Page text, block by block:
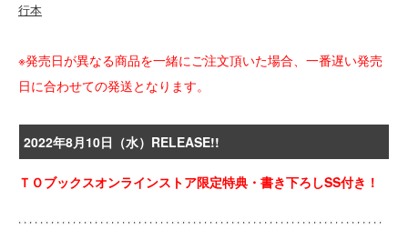
行本
※発売日が異なる商品を一緒にご注文頂いた場合、一番遅い発売
日に合わせての発送となります。
2022年8月10日（水）RELEASE!!
ＴＯブックスオンラインストア限定特典・書き下ろしSS付き！